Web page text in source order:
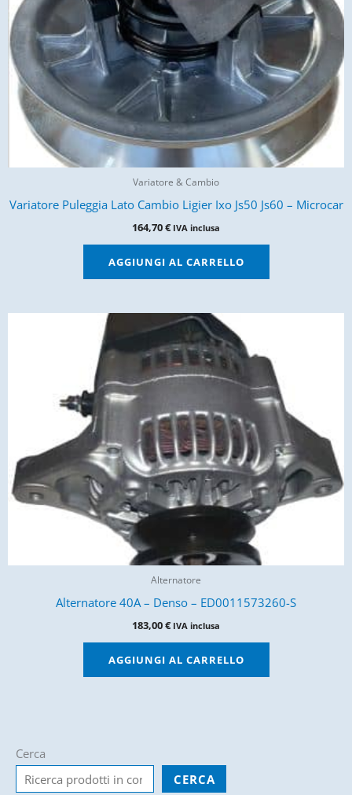
Variatore & Cambio
Variatore Puleggia Lato Cambio Ligier Ixo Js50 Js60 – Microcar
164,70€ IVA inclusa
AGGIUNGI AL CARRELLO
Alternatore
Alternatore 40A – Denso – ED0011573260-S
183,00€ IVA inclusa
AGGIUNGI AL CARRELLO
Cerca
CERCA